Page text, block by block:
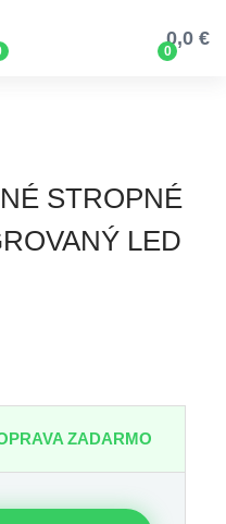
0
0,0 €
STROPNÉ
LED
ZADARMO